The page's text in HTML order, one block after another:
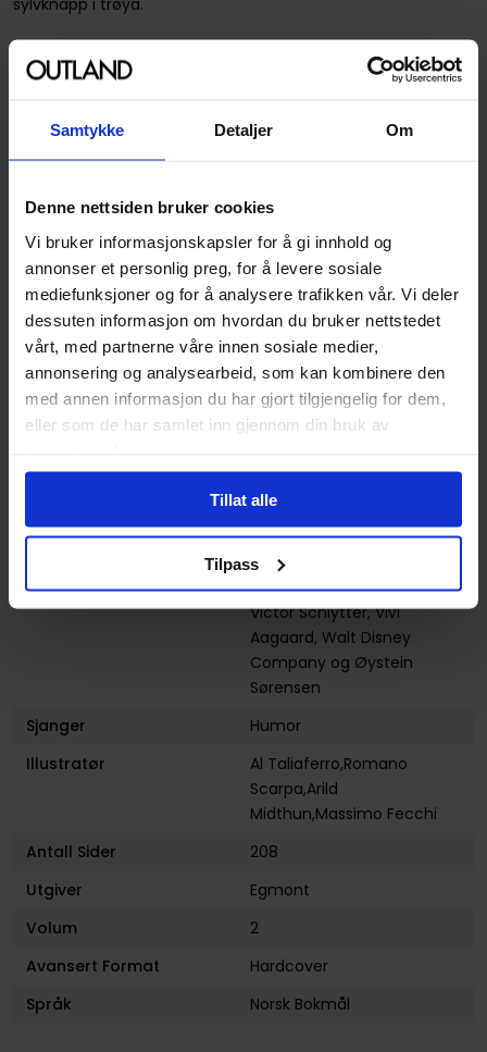
Samtykke Detaljer Om
Denne nettsiden bruker cookies
Vi bruker informasjonskapsler for å gi innhold og
annonser et personlig preg, for å levere sosiale
mediefunksjoner og for å analysere trafikken vår. Vi deler
dessuten informasjon om hvordan du bruker nettstedet
vårt, med partnerne våre innen sosiale medier,
annonsering og analysearbeid, som kan kombinere den
med annen informasjon du har gjort tilgjengelig for dem,
eller som de har samlet inn gjennom din bruk av
Tillat alle
Tilpass
Spesifikasjoner
Varenummer
9788242965585
Format
Serie
Norsk Donald
Forfattere
Abramo Barossa,Al
Taliaferro ,Arild Midthun
Axel S. Seeberg ,Carl Barks,
Carol McGreal, Don Gunn
Don Rosa
Giampaolo
Barossa
Harald Dyrkorn
Harald Hauglie
,Harry
Hansen
,Helene C. Kløvstad
Kjell Frostrud Johnsen
Svendsrud
Romano Scarpa,Solveig
Thime
Tornes,Tormod Løkling,
Victor Schlytter,Vivi
Aagaard,Walt Disney
Company og Øystein
Sørensen
Sjanger
Humor
Illustratør
Al Taliaferro,Romano
Scarpa,Arild
Midthun,Massimo Fecchi
Antall Sider
208
Utgiver
Egmont
Volum
2
Avansert Format
Hardcover
Språk
Norsk Bokmål